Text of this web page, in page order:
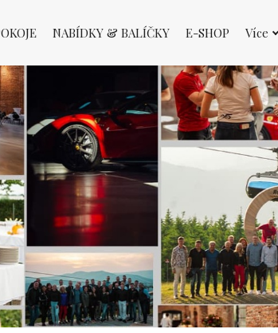
NABÍDKY & BALÍČKY E-SHOP Více